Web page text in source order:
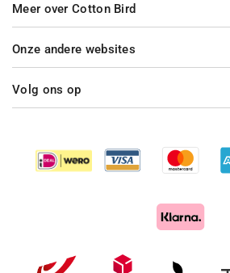
Meer over Cotton Bird
Onze andere websites
Volg ons op